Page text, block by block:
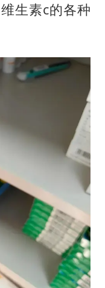
OpenAI为免费用户升级GPT-5.6 Luna
27岁女子成组织卖淫集团主犯被通缉
生素c的各种